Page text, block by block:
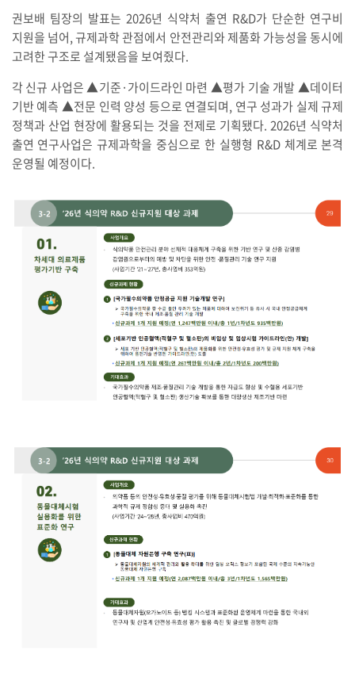
권보배 팀장의 발표는 2026년 식약처 출연 R&D가 단순한 연구비
지원을 넘어, 규제과학 관점에서 안전관리와 제품화 가능성을 동시에
고려한 구조로 설계됐음을 보여줬다.
각 신규 사업은 ▲기준·가이드라인 마련 ▲평가 기술 개발 ▲데이터
기반 예측 ▲전문 인력 양성 등으로 연결되며, 연구 성과가 실제 규제
정책과 산업 현장에 활용되는 것을 전제로 기획됐다. 2026년 식약처
출연 연구사업은 규제과학을 중심으로 한 실행형 R&D 체계로 본격
운영될 예정이다.